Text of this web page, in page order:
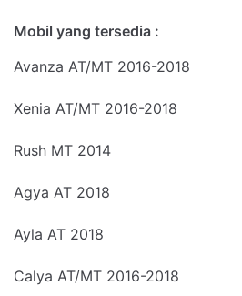
Mobil yang tersedia :
Avanza AT/MT 2016-2018
Xenia AT/MT 2016-2018
Rush MT 2014
Agya AT 2018
Ayla AT 2018
Calya AT/MT 2016-2018